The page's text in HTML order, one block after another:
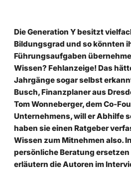
Die Generation Y besitzt
Bildungsgrad und so könnten
Führungsaufgaben
Wissen? Fehlanzeige! Das
Jahrgänge sogar selbst
Busch, Finanzplaner aus
Tom Wonneberger, dem Co-
Unternehmens, will er Abhilfe
haben sie einen Ratgeber
Wissen zum Mitnehmen also.
persönliche Beratung
erläutern die Autoren im